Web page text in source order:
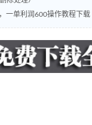
一单利润600操作教程下载